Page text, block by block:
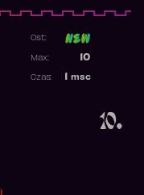
10.
Ost:
10
Max:
msc
Czas: